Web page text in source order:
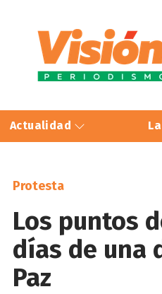
Actualidad
Protesta
Los puntos
días de una
Paz